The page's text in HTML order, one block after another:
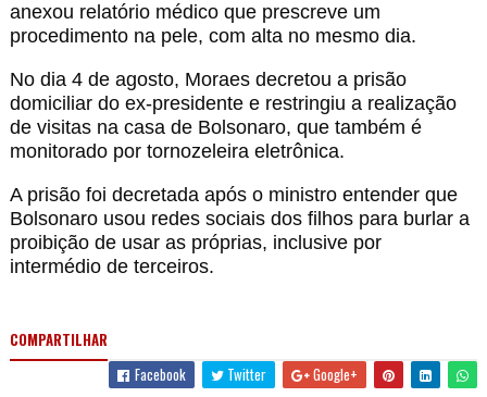
anexou relatório médico que prescreve um
procedimento na pele, com alta no mesmo dia.
No dia 4 de agosto, Moraes decretou a prisão
domiciliar do ex-presidente e restringiu a realização
de visitas na casa de Bolsonaro, que também é
monitorado por tornozeleira eletrônica.
A prisão foi decretada após o ministro entender que
Bolsonaro usou redes sociais dos filhos para burlar a
proibição de usar as próprias, inclusive por
intermédio de terceiros.
COMPARTILHAR
Facebook
Twitter Google+